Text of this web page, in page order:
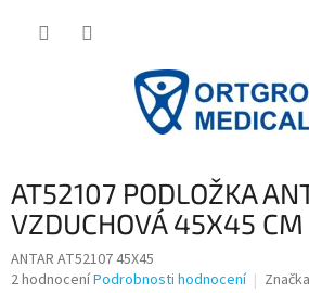
AT52107 PODLOŽKA
VZDUCHOVÁ 45X45 CM
ANTAR AT52107 45X45
Průměrné
2 hodnoceníPodrobnosti hodnocení